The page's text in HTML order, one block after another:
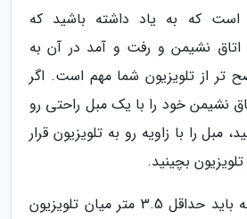
است که به یاد داشته باشید که
نشیمن و رفت و آمد در آن به
تر از تلویزیون شما مهم است. اگر
نشیمن خود را با یک مبل راحتی رو
مبل را با زاویه رو به تلویزیون قرار
بچینید.
کارشناسان معتقدند که باید حداقل 3.5 متر میان تلویزیون